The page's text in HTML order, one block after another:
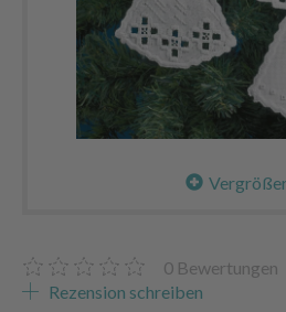
0 Bewertungen
Rezension schreiben